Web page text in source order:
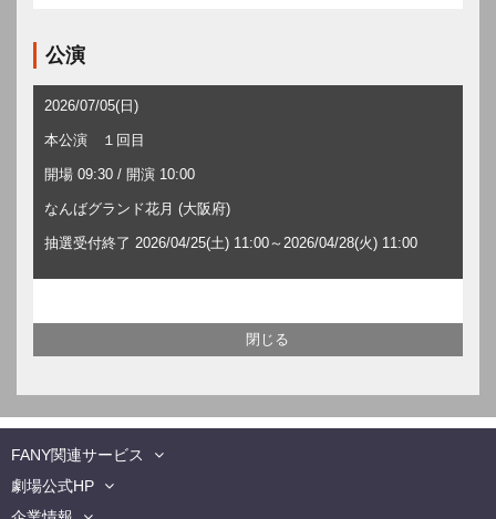
公演
2026/07/05(日)
本公演 １回目
開場 09:30 / 開演 10:00
なんばグランド花月 (大阪府)
抽選受付終了 2026/04/25(土) 11:00～2026/04/28(火) 11:00
FANY関連サービス
劇場公式HP